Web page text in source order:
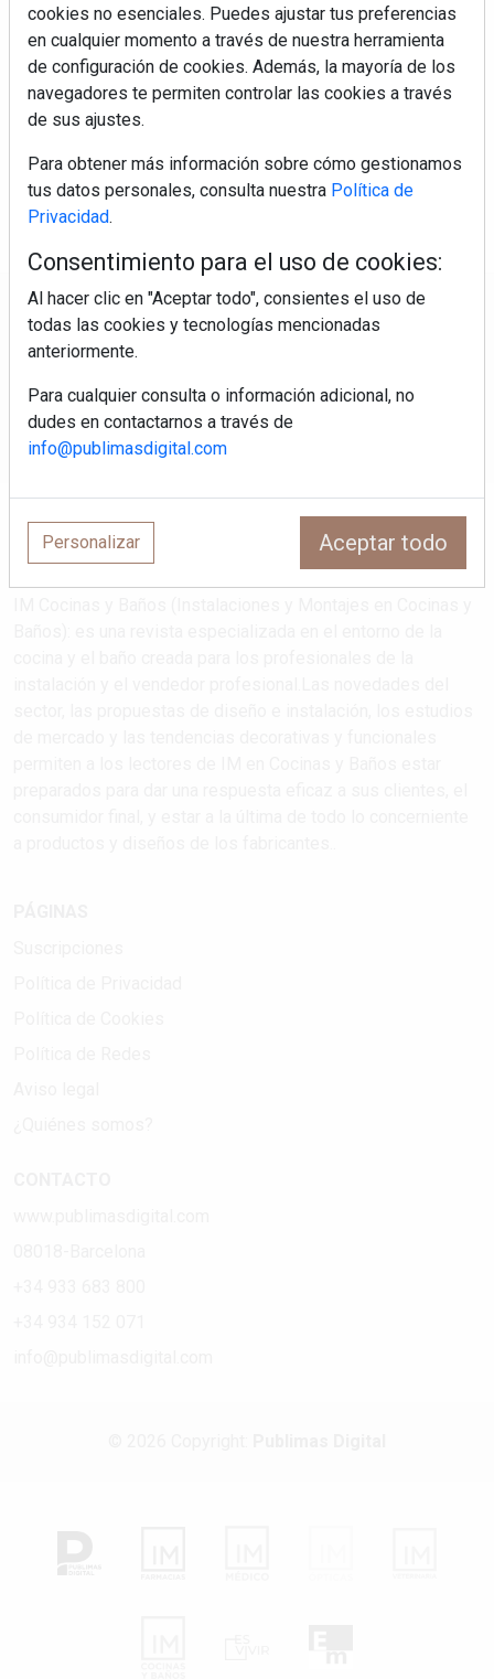
cerámica que anticipa las tendencias
de interiorismo
LivingPINO® amplía su visión del
hogar con el lanzamiento de su nueva
línea de armarios
Regístrate y accede a contenidos
exclusivos
Correo electrónico
cookies no esenciales. Puedes ajustar tus preferencias
en cualquier momento a través de nuestra herramienta
de configuración de cookies. Además, la mayoría de los
navegadores te permiten controlar las cookies a través
de sus ajustes.
Para obtener más información sobre cómo gestionamos
tus datos personales, consulta nuestra Política de
Privacidad.
Consentimiento para el uso de cookies:
Al hacer clic en "Aceptar todo", consientes el uso de
todas las cookies y tecnologías mencionadas
anteriormente.
Para cualquier consulta o información adicional, no
dudes en contactarnos a través de
info@publimasdigital.com
Personalizar Aceptar todo